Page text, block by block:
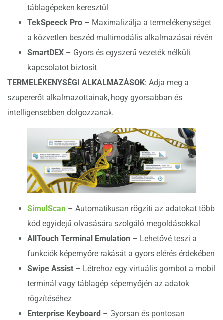
táblagépeken keresztül
TekSpeeck Pro – Maximalizálja a termelékenységet
a közvetlen beszéd multimodális alkalmazásai révén
SmartDEX – Gyors és egyszerű vezeték nélküli
kapcsolatot biztosít
TERMELÉKENYSÉGI ALKALMAZÁSOK: Adja meg a
szupererőt alkalmazottainak, hogy gyorsabban és
intelligensebben dolgozzanak.
SimulScan – Automatikusan rögzíti az adatokat több
kód egyidejű olvasására szolgáló megoldásokkal
AllTouch Terminal Emulation – Lehetővé teszi a
funkciók képernyőre rakását a gyors elérés érdekében
Swipe Assist – Létrehoz egy virtuális gombot a mobil
terminál vagy táblagép képernyőjén az adatok
rögzítéséhez
Enterprise Keyboard – Gyorsan és pontosan